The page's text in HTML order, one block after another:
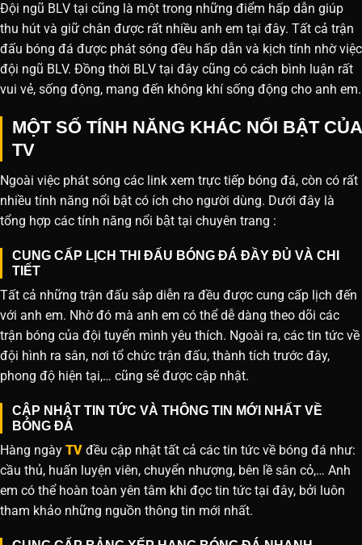
Đội ngũ BLV tại cũng là một trong những điểm hấp dẫn giúp
thu hút và giữ chân được rất nhiều anh em tại đây. Tất cả trận
đấu bóng đá được phát sóng đều hấp dẫn và kịch tính nhờ việc
đội ngũ BLV. Đồng thời BLV tại đây cũng có cách bình luận rất
vui vẻ, sống động, mang đến không khí sống động cho anh em.
MỘT SỐ TÍNH NĂNG KHÁC NỔI BẬT CỦA
TV
Ngoài việc phát sóng các link xem trực tiếp bóng đá, còn có rất
nhiều tính năng nổi bật có ích cho người dùng. Dưới đây là
tổng hợp các tính năng nổi bật tại chuyên trang :
CUNG CẤP LỊCH THI ĐẤU BÓNG ĐÁ ĐẦY ĐỦ VÀ CHI
TIẾT
Tất cả những trận đấu sắp diễn ra đều được cung cấp lịch đến
với anh em. Nhờ đó mà anh em có thể dễ dàng theo dõi các
trận bóng của đội tuyển mình yêu thích. Ngoài ra, các tin tức về
đội hình ra sân, nơi tổ chức trận đấu, thành tích trước đây,
phong độ hiện tại,… cũng sẽ được cập nhật.
CẬP NHẬT TIN TỨC VÀ THÔNG TIN MỚI NHẤT VỀ
BÓNG ĐÁ
Hàng ngày TV đều cập nhật tất cả các tin tức về bóng đá như:
cầu thủ, huấn luyện viên, chuyển nhượng, bên lề sân cỏ,… Anh
em có thể hoàn toàn yên tâm khi đọc tin tức tại đây, bởi luôn
tham khảo những nguồn thông tin mới nhất.